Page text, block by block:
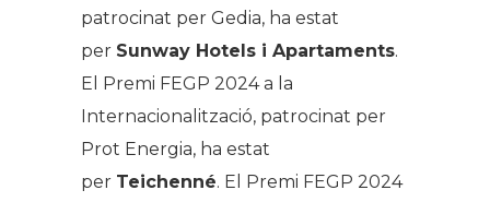
patrocinat per Gedia, ha estat
per Sunway Hotels i Apartaments.
El Premi FEGP 2024 a la
Internacionalització, patrocinat per
Prot Energia, ha estat
per Teichenné. El Premi FEGP 2024